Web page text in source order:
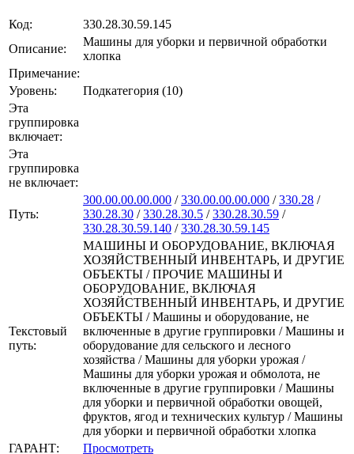
Код:
330.28.30.59.145
Описание:
Машины для уборки и первичной обработки
хлопка
Примечание:
Уровень:
Подкатегория (10)
Эта
группировка
включает:
Эта
группировка
не включает:
Путь:
300.00.00.00.000 /330.00.00.00.000 /330.28 /
330.28.30 /330.28.30.5 /330.28.30.59 /
330.28.30.59.140 /330.28.30.59.145
Текстовый
путь:
МАШИНЫ И ОБОРУДОВАНИЕ, ВКЛЮЧАЯ
ХОЗЯЙСТВЕННЫЙ ИНВЕНТАРЬ, И ДРУГИЕ
ОБЪЕКТЫ / ПРОЧИЕ МАШИНЫ И
ОБОРУДОВАНИЕ, ВКЛЮЧАЯ
ХОЗЯЙСТВЕННЫЙ ИНВЕНТАРЬ, И ДРУГИЕ
ОБЪЕКТЫ / Машины и оборудование, не
включенные в другие группировки / Машины и
оборудование для сельского и лесного
хозяйства / Машины для уборки урожая /
Машины для уборки урожая и обмолота, не
включенные в другие группировки / Машины
для уборки и первичной обработки овощей,
фруктов, ягод и технических культур / Машины
для уборки и первичной обработки хлопка
ГАРАНТ:
Просмотреть